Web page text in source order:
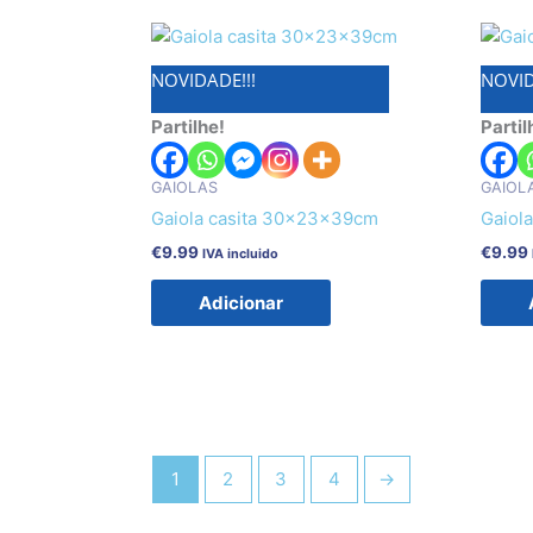
NOVIDADE!!!
Partilhe!
GAIOLAS
Gaiola casita 30x23x39cm
€9.99 IVA incluido
Adicionar
€9.99
1 2 3 4 →